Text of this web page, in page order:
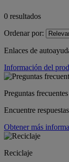
0 resultados
Ordenar por:
Enlaces de
Información del
Preguntas
Encuentre
Obtener más
Reciclaje